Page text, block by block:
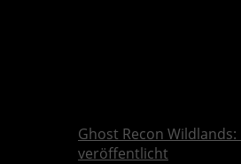
Ghost Recon
veröffentlicht